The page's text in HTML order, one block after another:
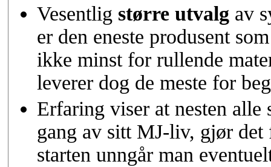
Vesentlig større utvalg av
er den eneste produsent
ikke minst for rullende
leverer dog de meste for
Erfaring viser at nesten alle
gang av sitt MJ-liv, gjør
starten unngår man